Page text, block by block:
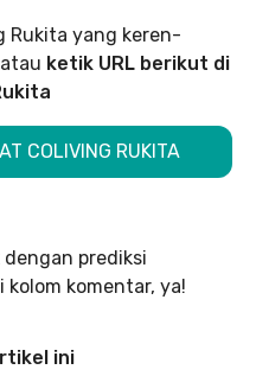
Rukita yang keren-
ketik URL berikut di
COLIVING RUKITA
prediksi
kolom komentar, ya!
ini